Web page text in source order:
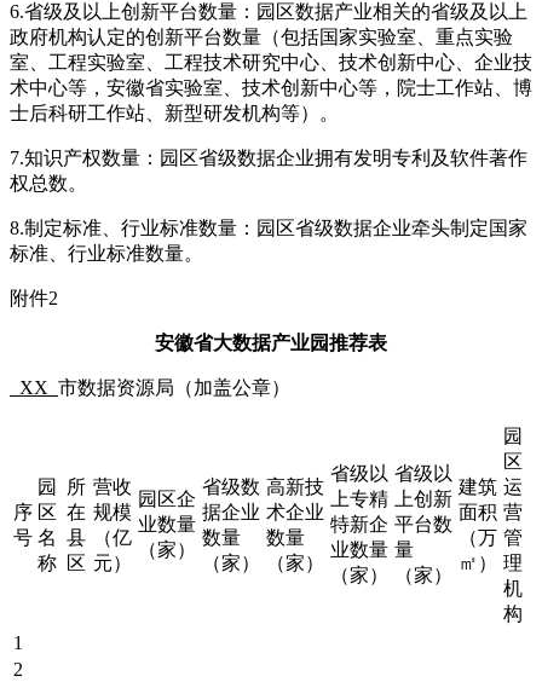
6.省级及以上创新平台数量：园区数据产业相关的省级及以上
政府机构认定的创新平台数量（包括国家实验室、重点实验
室、工程实验室、工程技术研究中心、技术创新中心、企业技
术中心等，安徽省实验室、技术创新中心等，院士工作站、博
士后科研工作站、新型研发机构等）。
7.知识产权数量：园区省级数据企业拥有发明专利及软件著作
权总数。
8.制定标准、行业标准数量：园区省级数据企业牵头制定国家
标准、行业标准数量。
附件2
安徽省大数据产业园推荐表
XX 市数据资源局（加盖公章）
序
号
园
区
名
称
所
在
县
区
营收
规模
（亿
元）
园区企
业数量
（家）
省级数
据企业
数量
（家）
高新技
术企业
数量
（家）
省级以
上专精
特新企
业数量
（家）
省级以
上创新
平台数
量
（家）
建筑
面积
（万
㎡）
园
区
运
营
管
理
机
构
1
2